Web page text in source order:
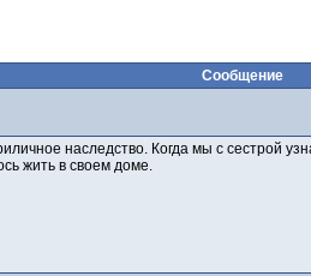
Сообщение
наследство. Когда мы с сестрой
жить в своем доме.